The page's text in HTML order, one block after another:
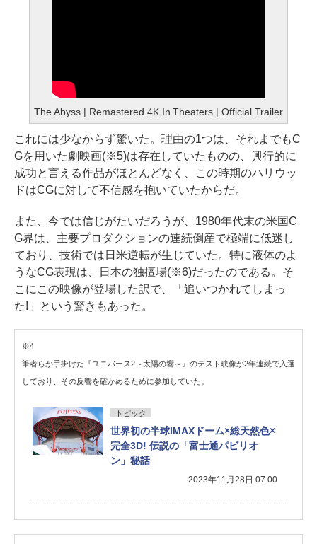
The Abyss | Remastered 4K In Theaters | Official Trailer
これには少なからず驚いた。理由の1つは、それまでもC
Gを用いた劇映画(※5)は存在していたものの、興行的に
成功と言える作品がほとんどなく、この時期のハリウッ
ドはCGに対して不信感を抱いていたからだ。
また、今では信じがたいだろうが、1980年代末の米国C
G界は、主要プロダクションの連続倒産で極端に低迷し
ており、技術では日米逆転が生じていた。特に液体のよ
うなCG表現は、日本の独擅場(※6)だったのである。そ
こにこの映像が登場した訳で、「追いつかれてしまっ
た!」という驚きもあった。
※4
筆者らが手掛けた『ユニバース2～太陽の響～』のテスト映像が2年連続で入選
しており、その反響を確かめるために参加していた。
トピック
世界初の半球IMAXドーム×総天然色×
完全3D! 伝説の「富士通パビリオ
ン」秘話
2023年11月28日 07:00